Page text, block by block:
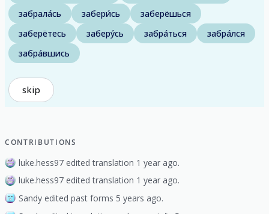
забрала́сь
забери́сь
заберёшься
заберётесь
заберу́сь забра́ться
забра́лся
забра́вшись
skip
CONTRIBUTIONS
luke.hess97 edited translation 1 year ago.
luke.hess97 edited translation 1 year ago.
Sandy edited past forms 5 years ago.